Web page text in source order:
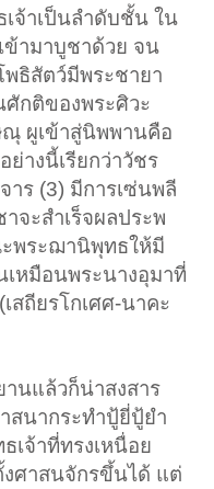
จ้าเป็นลำดับชั้น ใน
ข้ามาบูชาด้วย จน
ธิสัตว์มีพระชายา
กติของพระศิวะ
ผูเข้าสู่นิพพานคือ
ย่างนี้เรียกว่าวัชร
าร (3) มีการเซ่นพลี
จะสำเร็จผลประพ
พระฌานิพุทธให้มี
เหมือนพระนางอุมาที่
สถียรโกเศศ-นาคะ
นแล้วก็น่าสงสาร
สนากระทำปู้ยี่ปู้ยำ
เจ้าที่ทรงเหนื่อย
งศาสนจักรขึ้นได้ แต่